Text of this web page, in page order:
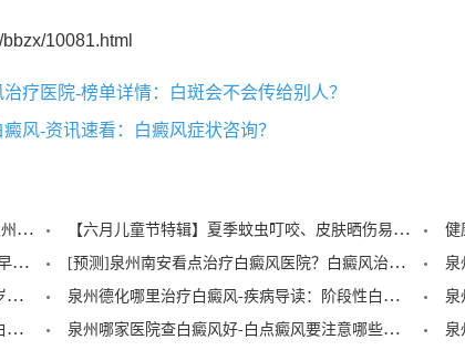
10081.html
疗医院-榜单详情：白斑会不会传给别人？
风-资讯速看：白癜风症状咨询？
【拒绝盲目遮盖】纹身遮白斑不可取！福建泉州中科白癜风医院倡导科学诊疗，从根源唤醒黑色素 【六月儿童节特辑】夏季蚊虫叮咬、皮肤晒伤易成白斑“催化剂”，泉州中科：儿童白癜风暑期护理记住三个要点！
[医讯讯息]泉州白癜风医院哪家较好？白癜风早期症状能治愈？
[预测]泉州南安看点治疗白癜风医院？白癜风治疗后泛红是怎么回事？
泉州鲤城好白癜风专科医院-前三排名：一周岁宝宝有白癜风症状？
泉州德化哪里治疗白癜风-疾病导读：阶段性白癜风的症状？
泉州医院哪家治白癜风好-排名公开：泛发型白癜风怎么治疗才正确？
泉州哪家医院查白癜风好-白点癜风要注意哪些饮食禁忌？